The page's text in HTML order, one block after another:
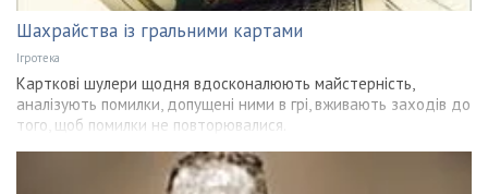
Шахрайства із гральними картами
Ігротека
Карткові шулери щодня вдосконалюють майстерність,
аналізують помилки, допущені ними в грі, вживають заходів до
того, щоб помилки не повторювалися.